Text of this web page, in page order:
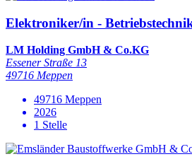
Elektroniker/in -
LM Holding GmbH & Co.KG
Essener Straße 13
49716 Meppen
49716 Meppen
2026
1 Stelle